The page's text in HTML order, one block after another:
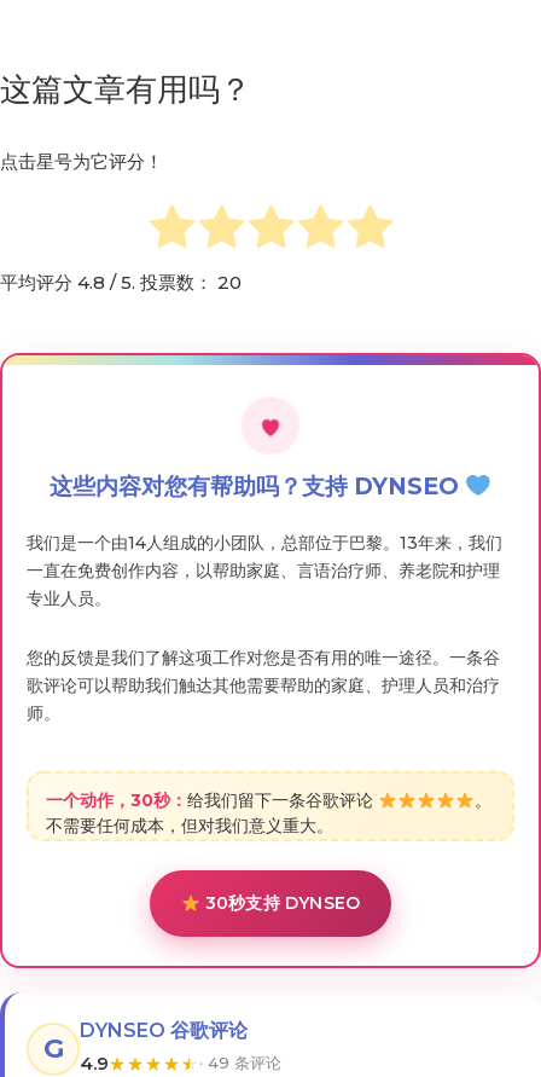
这篇文章有用吗？
点击星号为它评分！
平均评分 4.8 / 5. 投票数： 20
这些内容对您有帮助吗？支持 DYNSEO
我们是一个由14人组成的小团队，总部位于巴黎。13年来，我们
一直在免费创作内容，以帮助家庭、言语治疗师、养老院和护理
专业人员。
您的反馈是我们了解这项工作对您是否有用的唯一途径。一条谷
歌评论可以帮助我们触达其他需要帮助的家庭、护理人员和治疗
师。
一个动作，30秒： 给我们留下一条谷歌评论
。
不需要任何成本，但对我们意义重大。
30秒支持 DYNSEO
G
DYNSEO 谷歌评论
4.9★★★★★ · 49 条评论